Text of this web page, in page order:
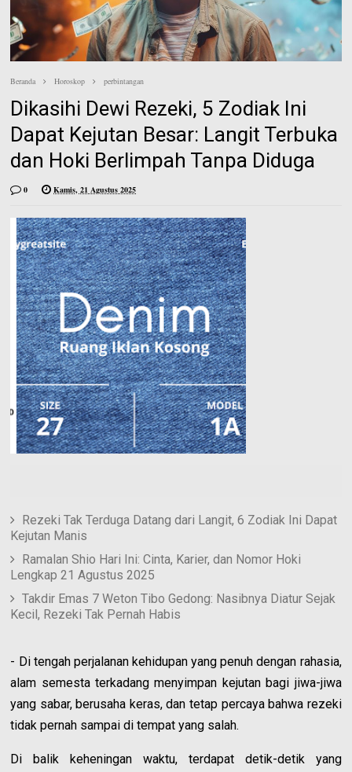
Beranda Horoskop perbintangan
Dikasihi Dewi Rezeki, 5 Zodiak Ini
Dapat Kejutan Besar: Langit Terbuka
dan Hoki Berlimpah Tanpa Diduga
0 Kamis, 21 Agustus 2025
Rezeki Tak Terduga Datang dari Langit, 6 Zodiak Ini Dapat
Kejutan Manis
Ramalan Shio Hari Ini: Cinta, Karier, dan Nomor Hoki
Lengkap 21 Agustus 2025
Takdir Emas 7 Weton Tibo Gedong: Nasibnya Diatur Sejak
Kecil, Rezeki Tak Pernah Habis
- Di tengah perjalanan kehidupan yang penuh dengan rahasia,
alam semesta terkadang menyimpan kejutan bagi jiwa-jiwa
yang sabar, berusaha keras, dan tetap percaya bahwa rezeki
tidak pernah sampai di tempat yang salah.
Di balik keheningan waktu, terdapat detik-detik yang
e